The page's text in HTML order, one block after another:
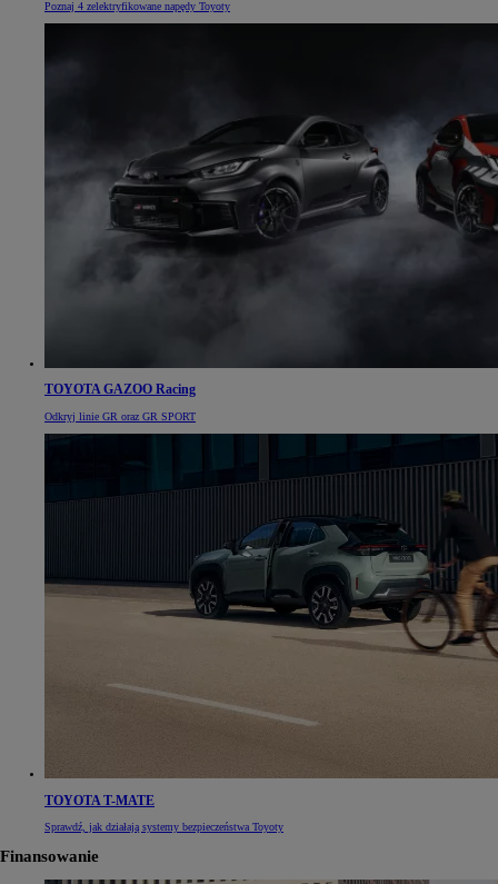
Poznaj 4 zelektryfikowane napędy Toyoty
TOYOTA GAZOO Racing
Odkryj linie GR oraz GR SPORT
TOYOTA T-MATE
Sprawdź, jak działają systemy bezpieczeństwa Toyoty
Finansowanie